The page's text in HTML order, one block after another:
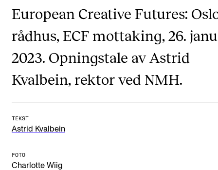
NordART
Prosjekter
Publikasjoner
Internasjonal strategi
Nettverk
European Creative Futures:
rådhus, ECF mottaking, 26.
2023. Opningstale av Astrid
Kvalbein, rektor ved NMH.
TEKST
Astrid Kvalbein
FOTO
Charlotte Wiig